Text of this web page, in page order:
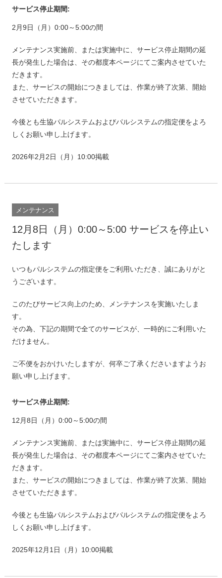
サービス停止期間:
2月9日（月）0:00～5:00の間
メンテナンス実施前、または実施中に、サービス停止期間の延
長が発生した場合は、その都度本ページにてご案内させていた
だきます。
また、サービスの開始につきましては、作業が終了次第、開始
させていただきます。
今後とも生協パルシステムおよびパルシステムの指定便をよろ
しくお願い申し上げます。
2026年2月2日（月）10:00掲載
メンテナンス
12月8日（月）0:00～5:00 サービスを停止い
たします
いつもパルシステムの指定便をご利用いただき、誠にありがと
うございます。
このたびサービス向上のため、メンテナンスを実施いたしま
す。
その為、下記の期間で全てのサービスが、一時的にご利用いた
だけません。
ご不便をおかけいたしますが、何卒ご了承くださいますようお
願い申し上げます。
サービス停止期間:
12月8日（月）0:00～5:00の間
メンテナンス実施前、または実施中に、サービス停止期間の延
長が発生した場合は、その都度本ページにてご案内させていた
だきます。
また、サービスの開始につきましては、作業が終了次第、開始
させていただきます。
今後とも生協パルシステムおよびパルシステムの指定便をよろ
しくお願い申し上げます。
2025年12月1日（月）10:00掲載